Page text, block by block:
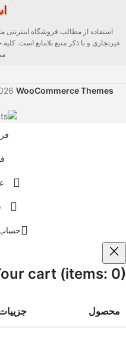
استفاده از مطالب فروشگاه
غیرتجاری و با ذکر منبع بلامانع است.
WooCommerce Themes
cart (items: 0)
محصول